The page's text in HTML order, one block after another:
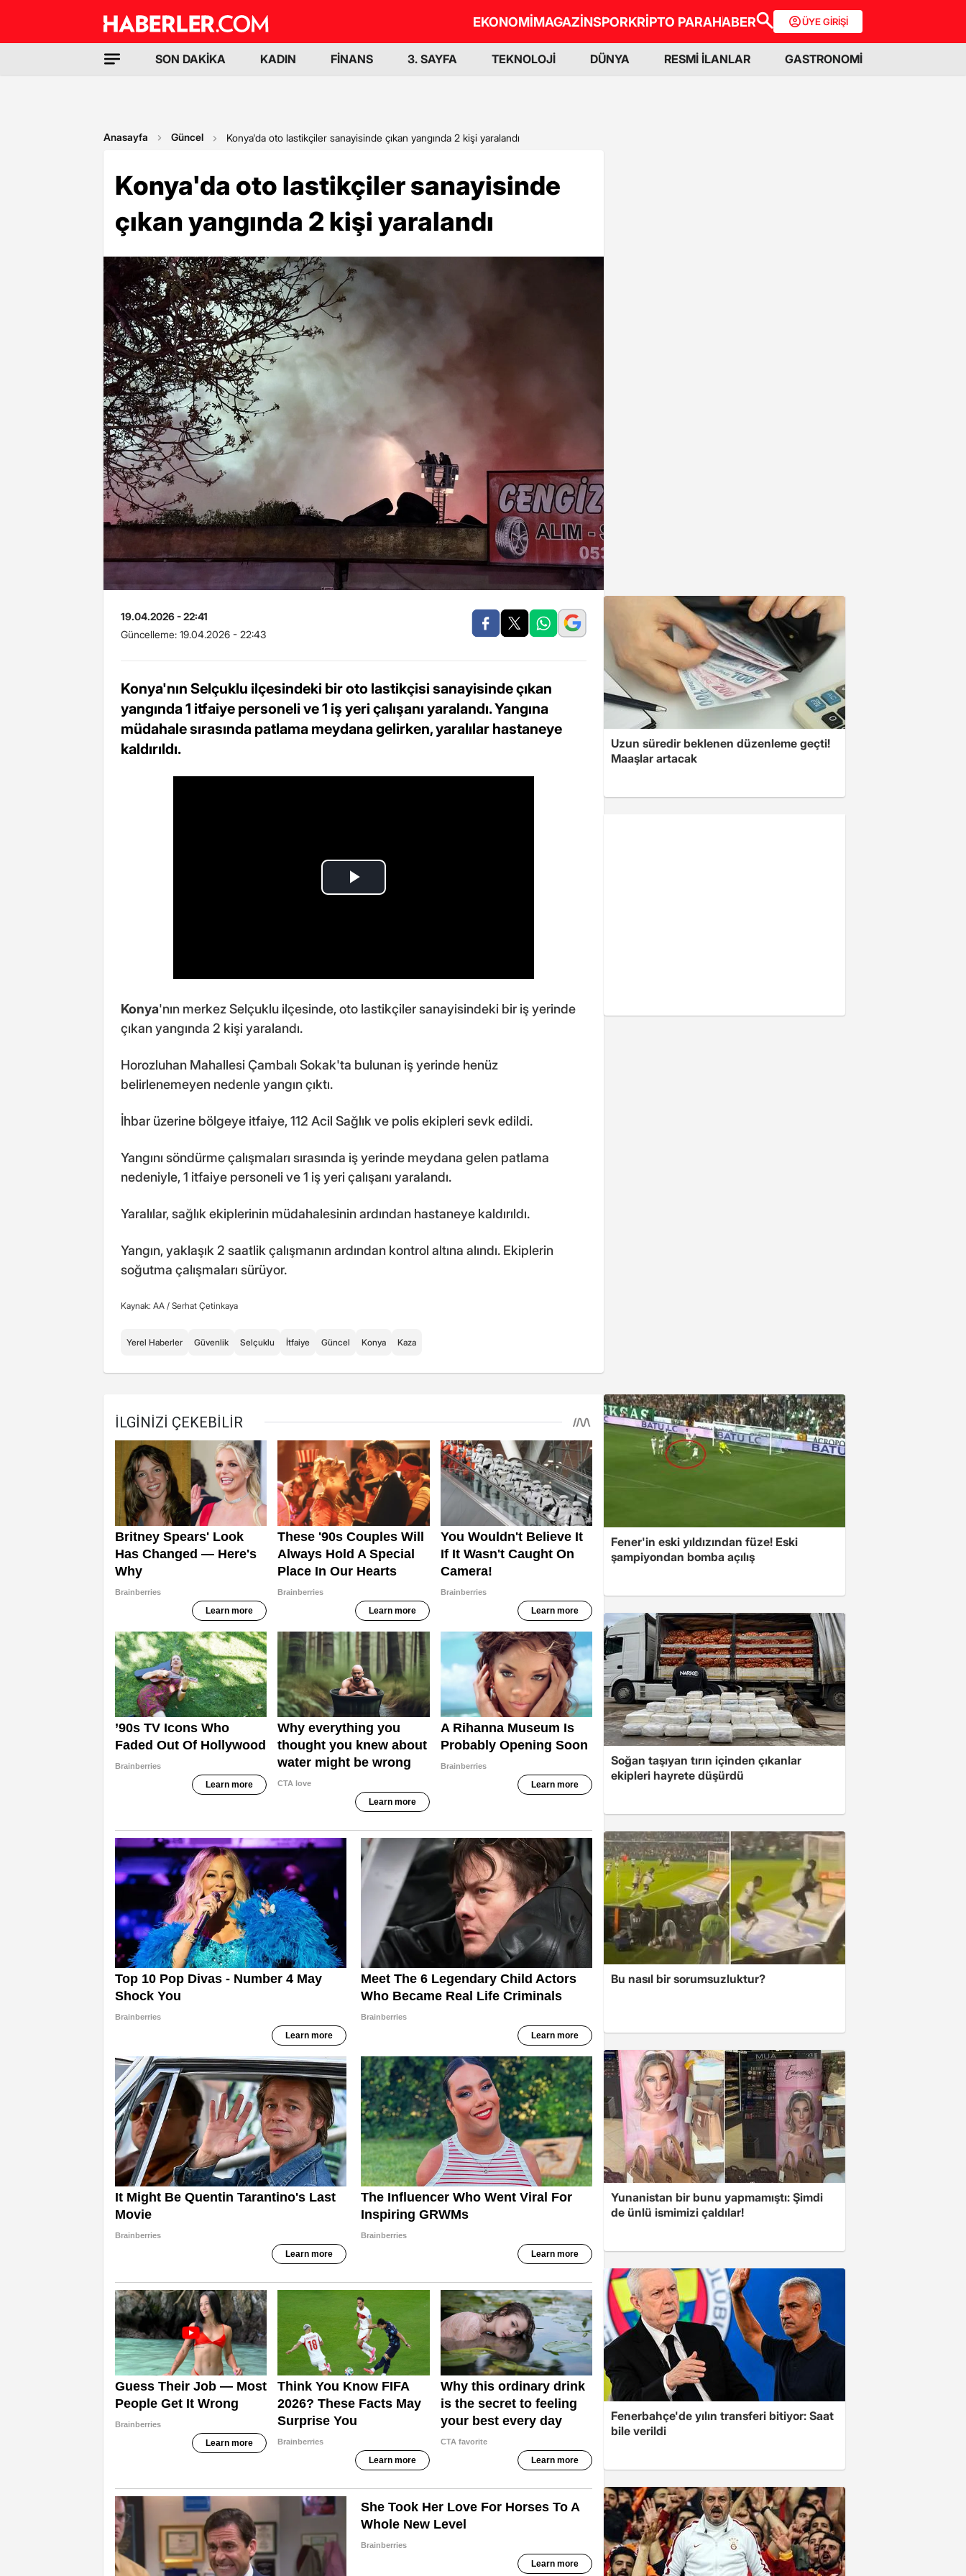
EKONOMİMAGAZİNSPORKRİPTO PARAHABER ÜYE GİRİŞİ
SON DAKİKA KADIN FİNANS 3. SAYFA TEKNOLOJİ DÜNYA RESMİ İLANLAR GASTRONOMİ
Anasayfa Güncel Konya'da oto lastikçiler sanayisinde çıkan yangında 2 kişi yaralandı
Konya'da oto lastikçiler sanayisinde
çıkan yangında 2 kişi yaralandı
19.04.2026 - 22:41
Güncelleme: 19.04.2026 - 22:43
Konya'nın Selçuklu ilçesindeki bir oto lastikçisi sanayisinde çıkan
yangında 1 itfaiye personeli ve 1 iş yeri çalışanı yaralandı. Yangına
müdahale sırasında patlama meydana gelirken, yaralılar hastaneye
kaldırıldı.
Konya'nın merkez Selçuklu ilçesinde, oto lastikçiler sanayisindeki bir iş yerinde
çıkan yangında 2 kişi yaralandı.
Horozluhan Mahallesi Çambalı Sokak'ta bulunan iş yerinde henüz
belirlenemeyen nedenle yangın çıktı.
İhbar üzerine bölgeye itfaiye, 112 Acil Sağlık ve polis ekipleri sevk edildi.
Yangını söndürme çalışmaları sırasında iş yerinde meydana gelen patlama
nedeniyle, 1 itfaiye personeli ve 1 iş yeri çalışanı yaralandı.
Yaralılar, sağlık ekiplerinin müdahalesinin ardından hastaneye kaldırıldı.
Yangın, yaklaşık 2 saatlik çalışmanın ardından kontrol altına alındı. Ekiplerin
soğutma çalışmaları sürüyor.
Kaynak: AA / Serhat Çetinkaya
Yerel Haberler Güvenlik Selçuklu İtfaiye Güncel Konya Kaza
Uzun süredir beklenen düzenleme geçti!
Maaşlar artacak
Fener'in eski yıldızından füze! Eski
şampiyondan bomba açılış
Soğan taşıyan tırın içinden çıkanlar
ekipleri hayrete düşürdü
Bu nasıl bir sorumsuzluktur?
Yunanistan bir bunu yapmamıştı: Şimdi
de ünlü ismimizi çaldılar!
Fenerbahçe'de yılın transferi bitiyor: Saat
bile verildi